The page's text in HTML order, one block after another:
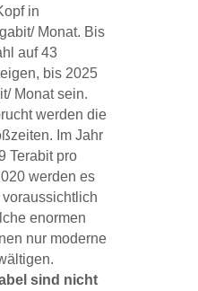
in
Monat. Bis
auf 43
bis 2025
Monat sein.
werden die
Im Jahr
Terabit pro
werden es
enormen
nur moderne
sind nicht